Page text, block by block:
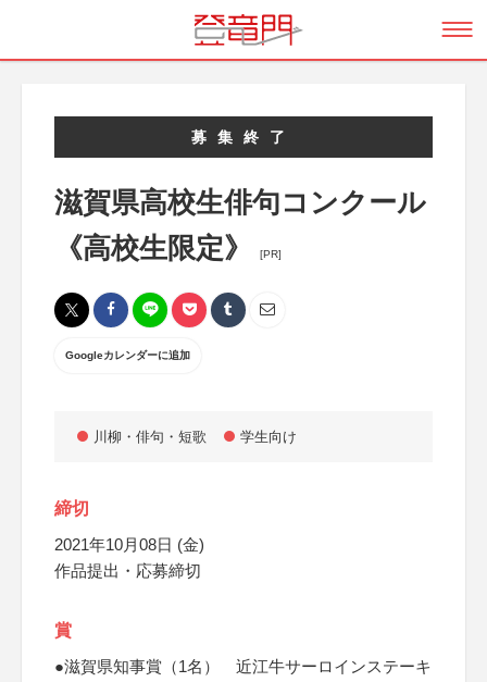
募集終了
滋賀県高校生俳句コンクール
《高校生限定》
[PR]
Googleカレンダーに追加
川柳・俳句・短歌 学生向け
締切
2021年10月08日 (金)
作品提出・応募締切
賞
●滋賀県知事賞（1名） 近江牛サーロインステーキ